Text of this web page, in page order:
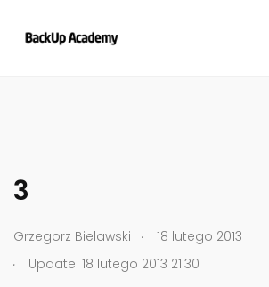
3
Grzegorz Bielawski .
18 lutego 2013
.
Update: 18 lutego 2013 21:30